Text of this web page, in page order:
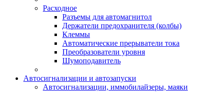
Расходное
Разъемы для автомагнитол
Держатели предохранителя (колбы)
Клеммы
Автоматические прерыватели тока
Преобразователи уровня
Шумоподавитель
Автосигнализации и автозапуски
Автосигнализации, иммобилайзеры, маяки